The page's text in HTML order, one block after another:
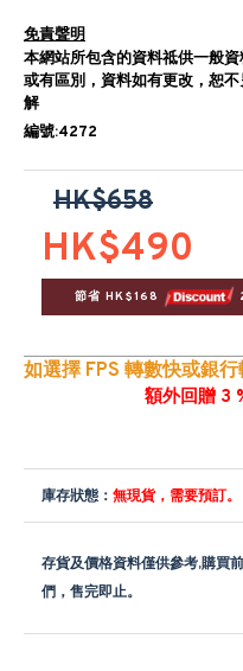
免責聲明
本網站所包含的資料祗供一般
或有區別，資料如有更改，恕
解
編號:4272
HK$490
HK$658
節省 HK$168
如選擇 FPS 轉數快或銀
額外回贈 3
庫存狀態： 無現貨，需要預訂。
存貨及價格資料僅供參考,購買
們，售完即止。